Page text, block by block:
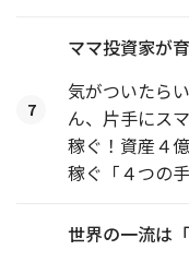
7
ママ投資家が
気がついたら
ん、片手にス
稼ぐ！資産４
稼ぐ「４つの手
世界の一流は